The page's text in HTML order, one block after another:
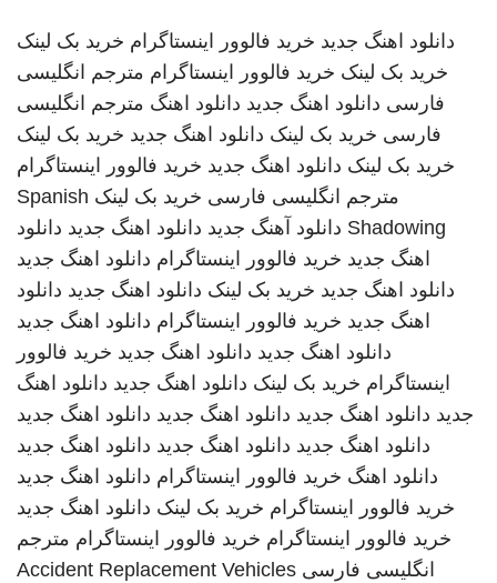
دانلود اهنگ جدید خرید فالوور اینستاگرام خرید بک لینک
خرید بک لینک خرید فالوور اینستاگرام مترجم انگلیسی
فارسی دانلود اهنگ جدید دانلود اهنگ مترجم انگلیسی
فارسی خرید بک لینک دانلود اهنگ جدید خرید بک لینک
خرید بک لینک دانلود اهنگ جدید خرید فالوور اینستاگرام
مترجم انگلیسی فارسی خرید بک لینک Spanish
Shadowing دانلود آهنگ جدید دانلود اهنگ جدید دانلود
اهنگ جدید خرید فالوور اینستاگرام دانلود اهنگ جدید
دانلود اهنگ جدید خرید بک لینک دانلود اهنگ جدید دانلود
اهنگ جدید خرید فالوور اینستاگرام دانلود اهنگ جدید
دانلود اهنگ جدید دانلود اهنگ جدید خرید فالوور
اینستاگرام خرید بک لینک دانلود اهنگ جدید دانلود اهنگ
جدید دانلود اهنگ جدید دانلود اهنگ جدید دانلود اهنگ جدید
دانلود اهنگ جدید دانلود اهنگ جدید دانلود اهنگ جدید
دانلود اهنگ خرید فالوور اینستاگرام دانلود اهنگ جدید
خرید فالوور اینستاگرام خرید بک لینک دانلود اهنگ جدید
خرید فالوور اینستاگرام خرید فالوور اینستاگرام مترجم
انگلیسی فارسی Accident Replacement Vehicles